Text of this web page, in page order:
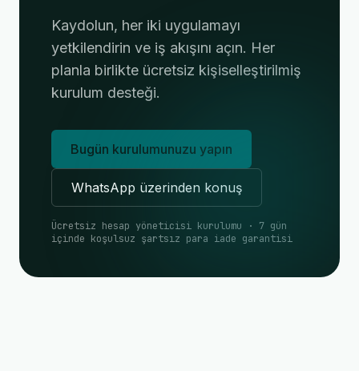
Kaydolun, her iki uygulamayı
yetkilendirin ve iş akışını açın. Her
planla birlikte ücretsiz kişiselleştirilmiş
kurulum desteği.
Bugün kurulumunuzu yapın
WhatsApp üzerinden konuş
Ücretsiz hesap yöneticisi kurulumu · 7 gün
içinde koşulsuz şartsız para iade garantisi